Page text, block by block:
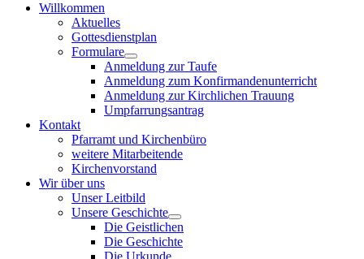
Willkommen
Aktuelles
Gottesdienstplan
Formulare
Anmeldung zur Taufe
Anmeldung zum Konfirmandenunterricht
Anmeldung zur Kirchlichen Trauung
Umpfarrungsantrag
Kontakt
Pfarramt und Kirchenbüro
weitere Mitarbeitende
Kirchenvorstand
Wir über uns
Unser Leitbild
Unsere Geschichte
Die Geistlichen
Die Geschichte
Die Urkunde